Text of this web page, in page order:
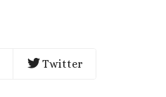
Twitter